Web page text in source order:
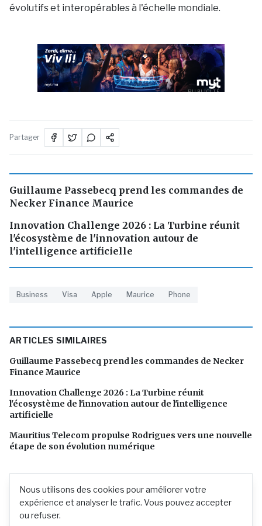
Nous utilisons des cookies pour améliorer votre
expérience et analyser le trafic. Vous pouvez accepter
ou refuser.
évolutifs et interopérables à l'échelle mondiale.
PUBLICITÉ
Partager
Guillaume Passebecq prend les commandes de
Necker Finance Maurice
Innovation Challenge 2026 : La Turbine réunit
l'écosystème de l'innovation autour de
l'intelligence artificielle
Business Visa Apple Maurice Phone
ARTICLES SIMILAIRES
Guillaume Passebecq prend les commandes de Necker
Finance Maurice
Innovation Challenge 2026 : La Turbine réunit
l'écosystème de l'innovation autour de l'intelligence
artificielle
Mauritius Telecom propulse Rodrigues vers une nouvelle
étape de son évolution numérique